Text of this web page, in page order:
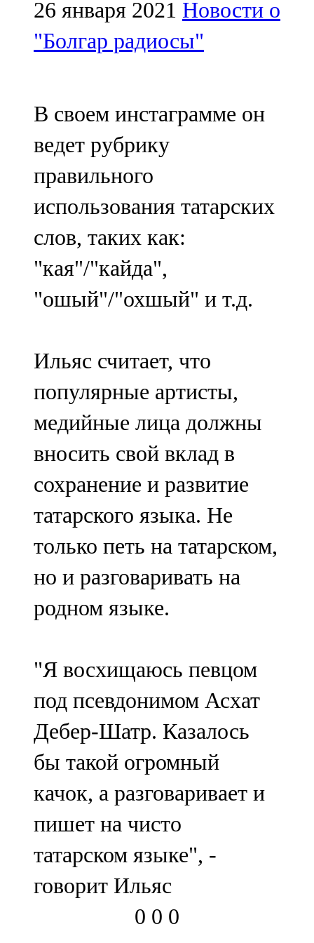
106,2 FM
Минзәлә
Мөслим
100,0 FM
Нурлат
104,7 FM
Олы Әтнә
71,42 FM
Сарман
Теләче
106,1 FM
Түбән Кама
102,6 FM
Чирмешән
107,7 FM
Чистай
103,0 FM
Чүпрәле
Шәмәрдән
102,3 FM
Яңа чишмә
107,0 FM
Яр Чаллы
105,5 FM
26 января 2021 Новости о
"Болгар радиосы"
В своем инстаграмме он
ведет рубрику
правильного
использования татарских
слов, таких как:
"кая"/"кайда",
"ошый"/"охшый" и т.д.
Ильяс считает, что
популярные артисты,
медийные лица должны
вносить свой вклад в
сохранение и развитие
татарского языка. Не
только петь на татарском,
но и разговаривать на
родном языке.
"Я восхищаюсь певцом
под псевдонимом Асхат
Дебер-Шатр. Казалось
бы такой огромный
качок, а разговаривает и
пишет на чисто
татарском языке", -
говорит Ильяс
0 0 0